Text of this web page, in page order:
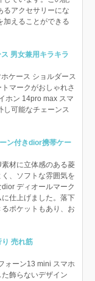
るアクセサリーにな
加えることができる
男女兼用キラキラ
ケース ショルダース
マークがおしゃれさ
ホン 14pro max スマ
し可能なチェーンス
ン付きdior携帯ケー
材に立体感のある菱
、ソフトな雰囲気を
ディオールマーク
仕上げました。落下
ポケットもあり、お
売れ筋
ォーン13 mini スマホ
飾らないデザイン